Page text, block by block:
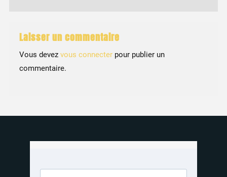
Laisser un commentaire
Vous devez vous connecterpour publier un
commentaire.